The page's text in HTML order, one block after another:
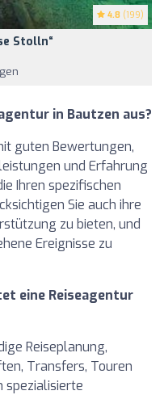
4.8 (199)
Stolln“
in Bautzen aus?
guten Bewertungen,
und Erfahrung
Ihren spezifischen
Sie auch ihre
zu bieten, und
Ereignisse zu
eine Reiseagentur
Reiseplanung,
Transfers, Touren
spezialisierte